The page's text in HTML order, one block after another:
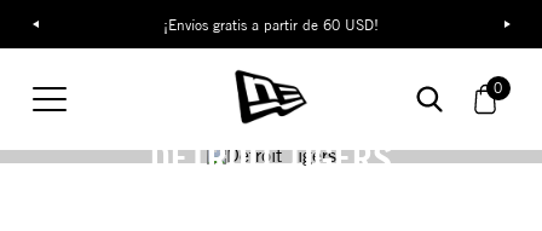
¡Envíos gratis a partir de 60 USD!
0
DETROIT TIGERS